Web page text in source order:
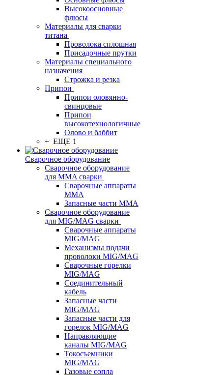
Высокоосновные
флюсы
Материалы для сварки
титана
Проволока сплошная
Присадочные прутки
Материалы специального
назначения
Строжка и резка
Припои
Припои оловянно-
свинцовые
Припои
высокотехнологичные
Олово и баббит
+ ЕЩЕ 1
Сварочное оборудование
Сварочное оборудование
для MMA сварки
Сварочные аппараты
MMA
Запасные части MMA
Сварочное оборудование
для MIG/MAG сварки
Сварочные аппараты
MIG/MAG
Механизмы подачи
проволоки MIG/MAG
Сварочные горелки
MIG/MAG
Соединительный
кабель
Запасные части
MIG/MAG
Запасные части для
горелок MIG/MAG
Направляющие
каналы MIG/MAG
Токосъемники
MIG/MAG
Газовые сопла